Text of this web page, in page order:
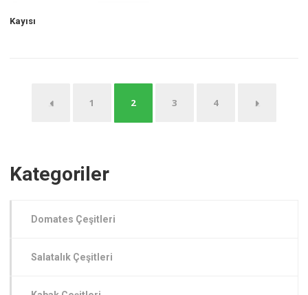
Kayısı
← 1 2 3 4 →
Kategoriler
Domates Çeşitleri
Salatalık Çeşitleri